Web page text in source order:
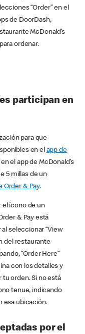
“Order” en el
de DoorDash,
McDonald’s
ordenar.
participan en
para que
en el app de
el app de McDonald’s
5 millas de un
Order & Pay.
el ícono de un
& Pay está
seleccionar “View
del restaurante
“Order Here”
con los detalles y
orden. Si no está
tenue, indicando
esa ubicación.
por el